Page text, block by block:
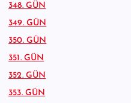
348. GÜN
349. GÜN
350. GÜN
351. GÜN
352. GÜN
353. GÜN